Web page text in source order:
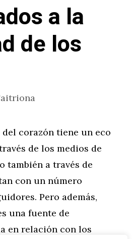
a la
de los
corazón tiene un eco
de los medios de
también a través de
con un número
Pero además,
una fuente de
en relación con los